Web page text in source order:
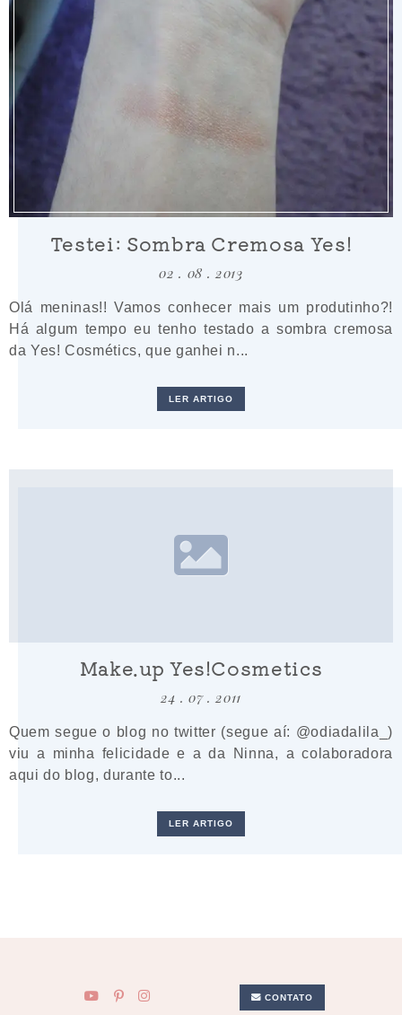
Testei: Sombra Cremosa Yes!
02 . 08 . 2013
Olá meninas!! Vamos conhecer mais um produtinho?!
Há algum tempo eu tenho testado a sombra cremosa
da Yes! Cosmétics, que ganhei n...
LER ARTIGO
Make.up Yes!Cosmetics
24 . 07 . 2011
Quem segue o blog no twitter (segue aí: @odiadalila_)
viu a minha felicidade e a da Ninna, a colaboradora
aqui do blog, durante to...
LER ARTIGO
CONTATO